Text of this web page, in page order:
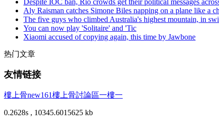
Aly Raisman catches Simone Biles napping on a plane like a
The five guys who climbed Australia's highest mountain, in
You can now play 'Solitaire' and 'Tic
Xiaomi accused of copying again, this time by Jawbone
热门文章
友情链接
樓上骨new161樓上骨討論區一樓一
0.2628s , 10345.6015625 kb